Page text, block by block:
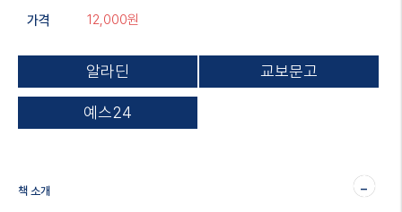
가격 12,000원
알라딘 교보문고
예스24
-
책 소개